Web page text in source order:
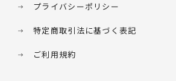
プライバシーポリシー
特定商取引法に基づく表記
ご利用規約